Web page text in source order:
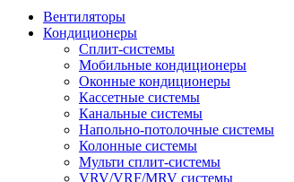
Вентиляторы
Кондиционеры
Сплит-системы
Мобильные кондиционеры
Оконные кондиционеры
Кассетные системы
Канальные системы
Напольно-потолочные системы
Колонные системы
Мульти сплит-системы
VRV/VRF/MRV системы